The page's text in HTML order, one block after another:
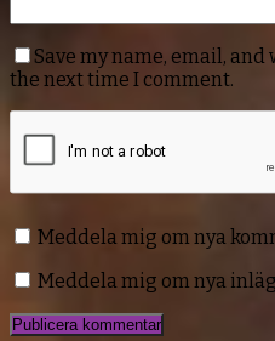
Save my name, email,
the next time I comment.
Meddela mig om nya
Meddela mig om nya